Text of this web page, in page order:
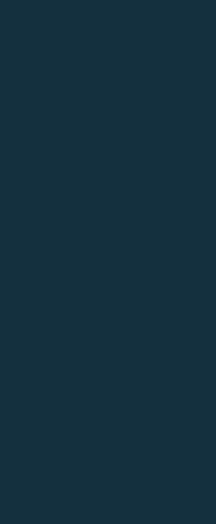
מטרת התכנית הינה, בין
התכנית תתאים את
ניסבאום כציר עירוני
קומות מסד בשילוב מסחר